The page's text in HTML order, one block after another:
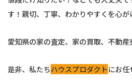
す！親切、丁寧、わかりやすくを心が
愛知県の家の査定、家の買取、不動産
是非、私たちハウスプロダクトにお任